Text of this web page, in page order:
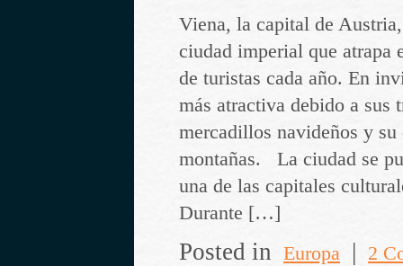
Viena, la capital de
ciudad imperial que atrapa
de turistas cada año. En
más atractiva debido a sus
mercadillos navideños y su
montañas. La ciudad se
una de las capitales
Durante […]
Posted in Europa | 2